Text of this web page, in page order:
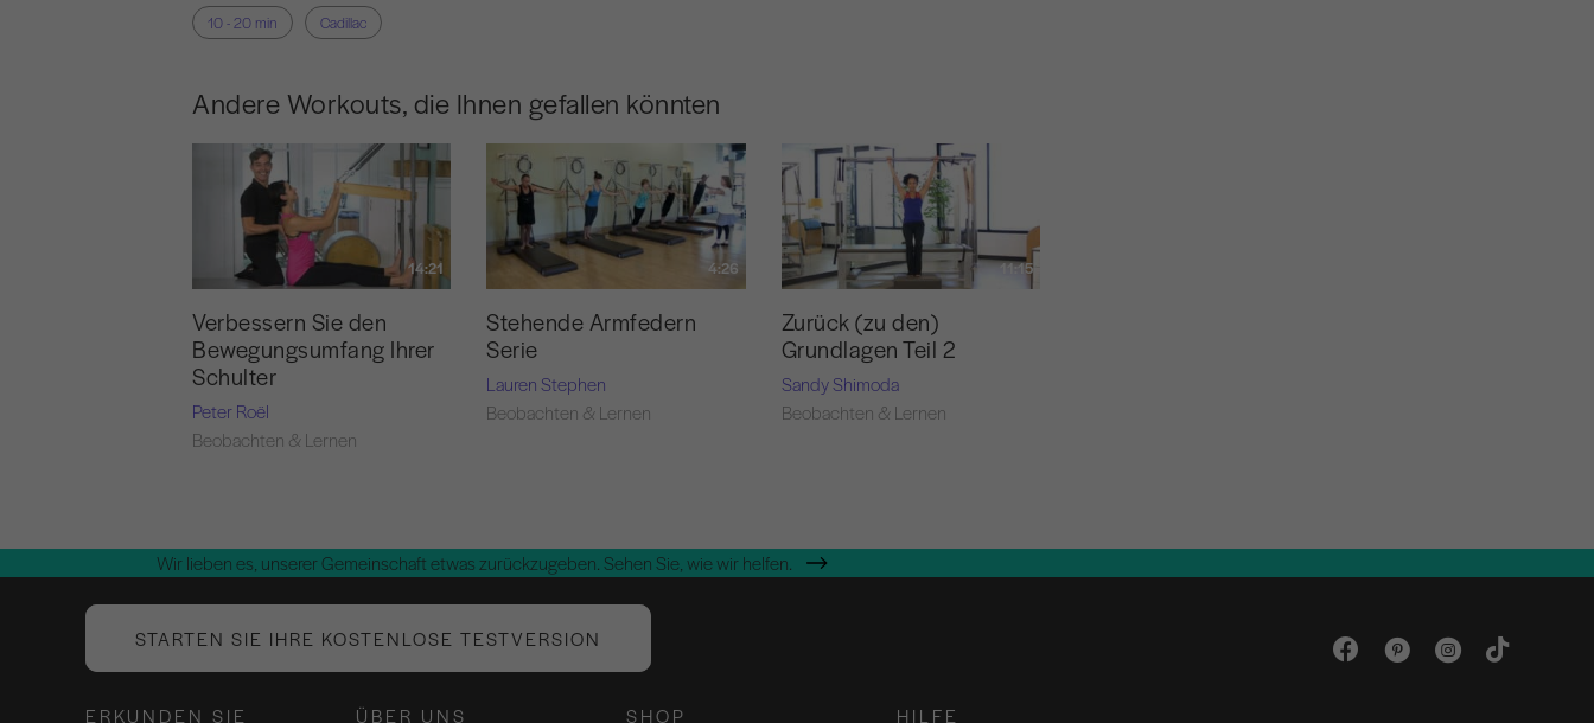
10 - 20 min
Cadillac
Andere Workouts, die Ihnen gefallen könnten
14:21
Verbessern Sie den
Bewegungsumfang Ihrer
Schulter
Peter Roël
Beobachten & Lernen
4:26
Stehende Armfedern
Serie
Lauren Stephen
Beobachten & Lernen
11:15
Zurück (zu den)
Grundlagen Teil 2
Sandy Shimoda
Beobachten & Lernen
Wir lieben es, unserer Gemeinschaft etwas zurückzugeben. Sehen Sie, wie wir helfen.
STARTEN SIE IHRE KOSTENLOSE TESTVERSION
ERKUNDEN SIE ÜBER UNS SHOP HILFE